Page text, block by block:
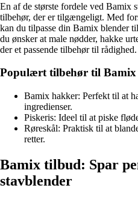
En af de største fordele ved Bamix
tilbehør, der er tilgængeligt. Med
kan du tilpasse din Bamix blender
du ønsker at male nødder, hakke
der et passende tilbehør til rådighed.
Populært tilbehør til Bamix
Bamix hakker: Perfekt til at
ingredienser.
Piskeris: Ideel til at piske
Røreskål: Praktisk til at
retter.
Bamix tilbud: Spar
stavblender